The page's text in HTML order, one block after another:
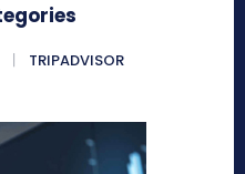
TRIPADVISOR